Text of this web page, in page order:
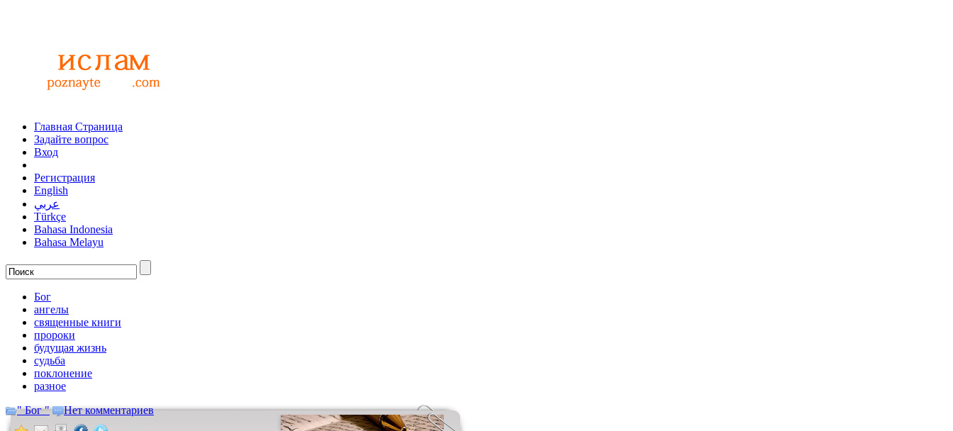
Главная Страница
Задайте вопрос
Вход
Регистрация
English
عربي
Türkçe
Bahasa Indonesia
Bahasa Melayu
Бог
ангелы
священные книги
пророки
будущая жизнь
судьба
поклонение
разное
" Бог "
Нет комментариев